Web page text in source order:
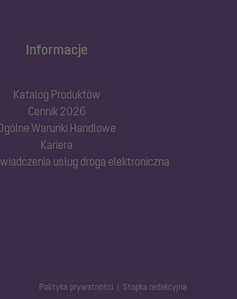
Informacje
Katalog Produktów
Cennik 2026
Warunki Handlowe
Kariera
usług drogą elektroniczną
Polityka prywatności Stopka redakcyjna